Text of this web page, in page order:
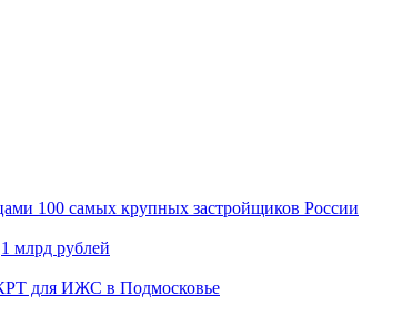
100 самых крупных застройщиков России
млрд рублей
для ИЖС в Подмосковье